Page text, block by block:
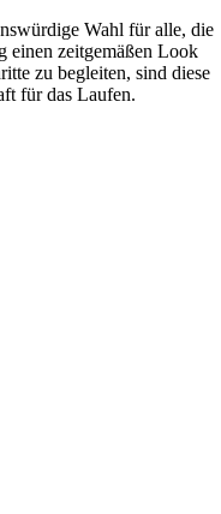
Wahl für alle, die
einen zeitgemäßen Look
zu begleiten, sind diese
für das Laufen.